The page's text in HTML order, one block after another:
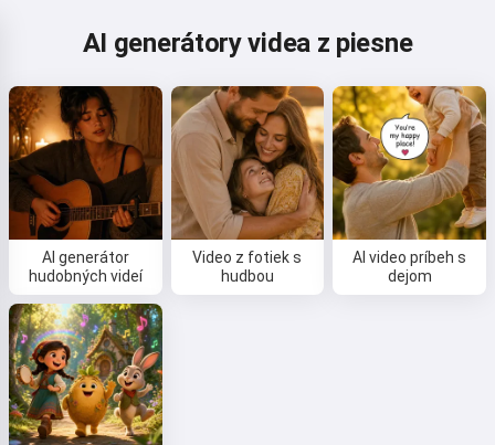
AI generátory videa z piesne
AI generátor
hudobných videí
Video z fotiek s
hudbou
AI video príbeh s
dejom